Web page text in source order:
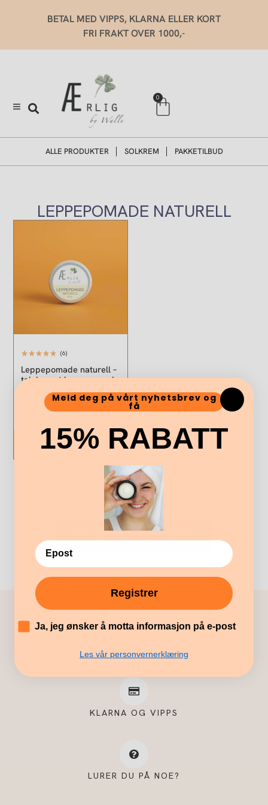
innholdet
BETAL MED VIPPS, KLARNA ELLER KORT
FRI FRAKT OVER 1000,-
0
Handlekurv
ALLE PRODUKTER SOLKREM PAKKETILBUD
LEPPEPOMADE NATURELL
(6)
Leppepomade naturell –
talgbasert leppepomade
130,00
Legg i handlekurv
FRI FRAKT OVER 1.000,-
KLARNA OG VIPPS
LURER DU PÅ NOE?
Meld deg på vårt nyhetsbrev og
få
15% RABATT
Registrer
´ Ja, jeg ønsker å motta informasjon på e-post
Les vår personvernerklæring